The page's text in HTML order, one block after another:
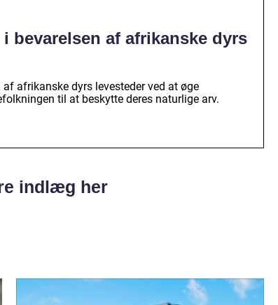
bevarelsen af afrikanske dyrs
afrikanske dyrs levesteder ved at øge
til at beskytte deres naturlige arv.
indlæg her